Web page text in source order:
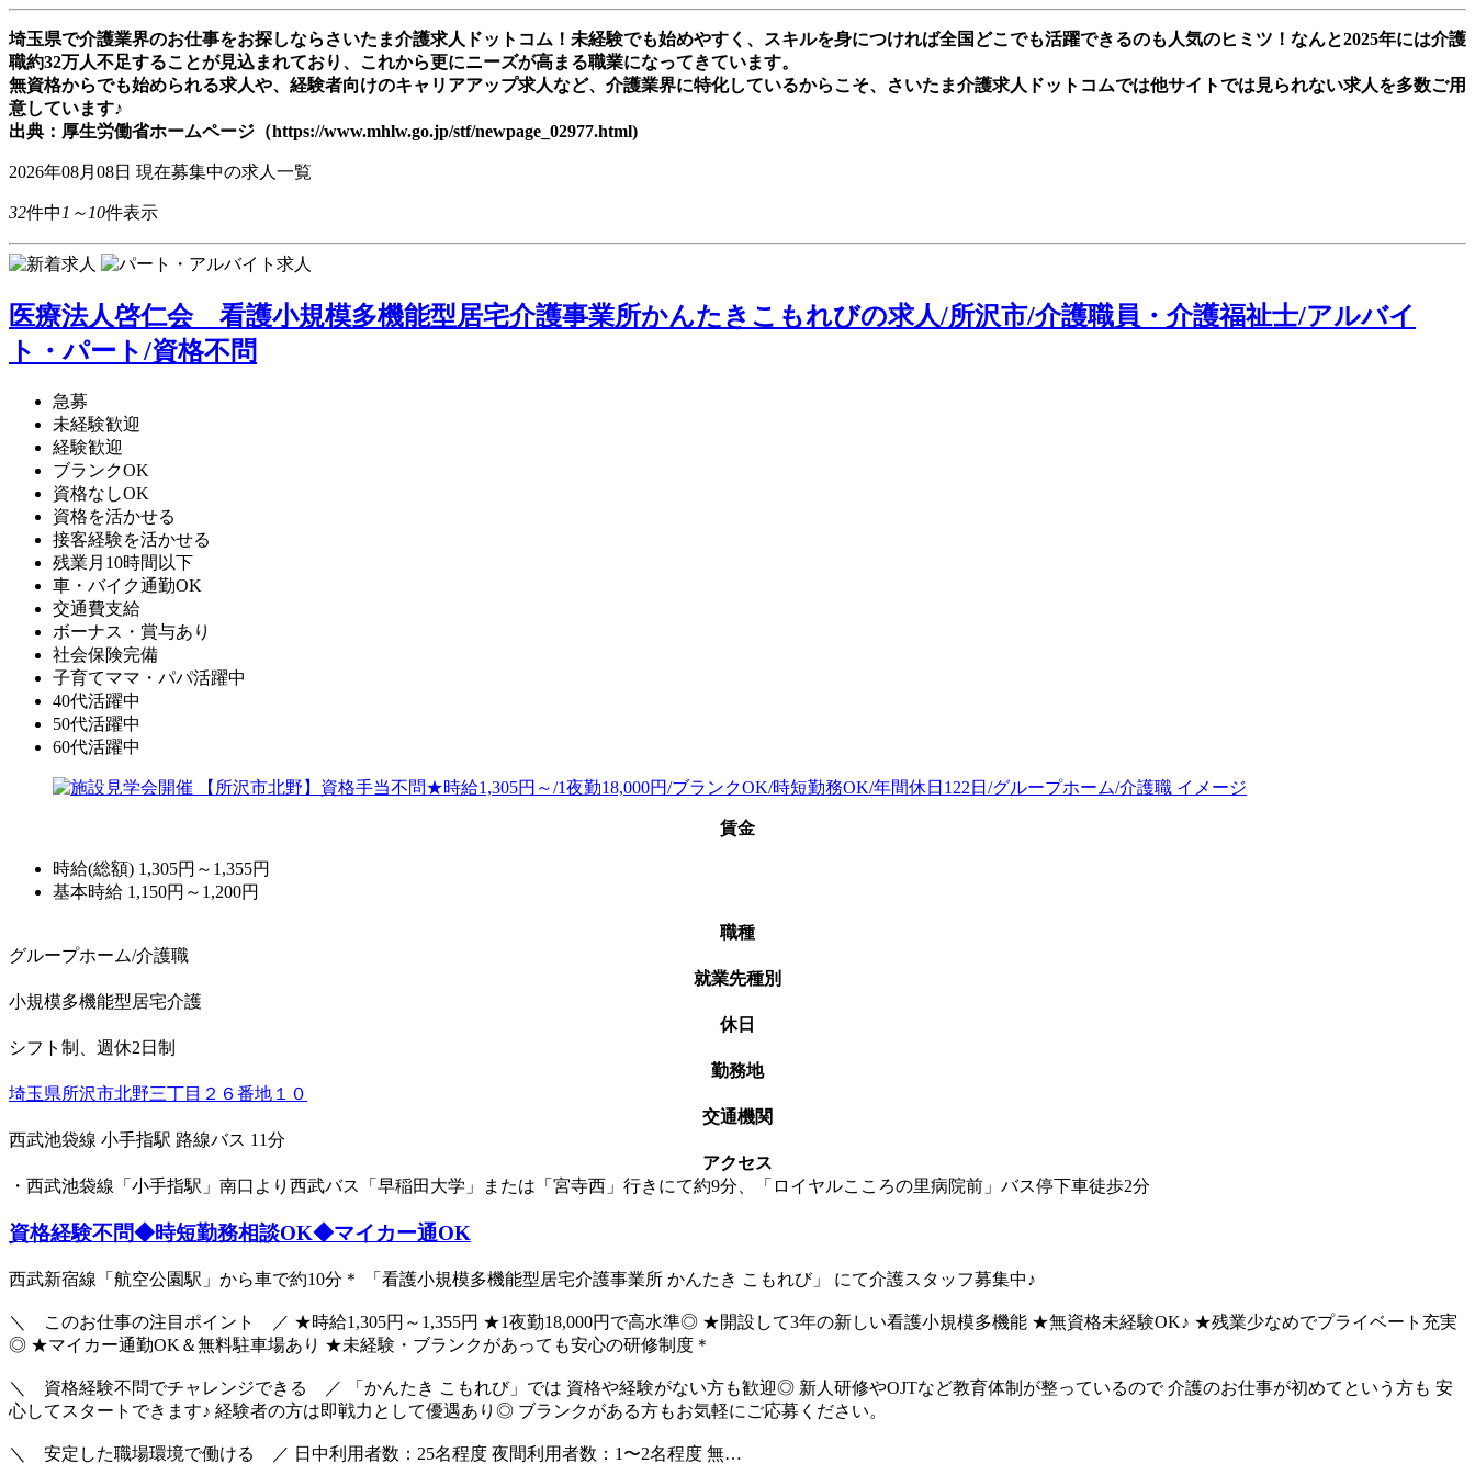
埼玉県で介護業界のお仕事をお探しならさいたま介護求人ドットコム！未経験でも始めやすく、スキルを身につければ全国どこでも活躍できるのも人気のヒミツ！なんと2025年には介護
職約32万人不足することが見込まれており、これから更にニーズが高まる職業になってきています。
無資格からでも始められる求人や、経験者向けのキャリアアップ求人など、介護業界に特化しているからこそ、さいたま介護求人ドットコムでは他サイトでは見られない求人を多数ご用
意しています♪
出典：厚生労働省ホームページ（https://www.mhlw.go.jp/stf/newpage_02977.html)
2026年08月08日 現在募集中の求人一覧
32件中1～10件表示
医療法人啓仁会 看護小規模多機能型居宅介護事業所かんたきこもれびの求人/所沢市/介護職員・介護福祉士/アルバイ
ト・パート/資格不問
急募
未経験歓迎
経験歓迎
ブランクOK
資格なしOK
資格を活かせる
接客経験を活かせる
残業月10時間以下
車・バイク通勤OK
交通費支給
ボーナス・賞与あり
社会保険完備
子育てママ・パパ活躍中
40代活躍中
50代活躍中
60代活躍中
賃金
時給(総額) 1,305円～1,355円
基本時給 1,150円～1,200円
職種
グループホーム/介護職
就業先種別
小規模多機能型居宅介護
休日
シフト制、週休2日制
勤務地
埼玉県所沢市北野三丁目２６番地１０
交通機関
西武池袋線 小手指駅 路線バス 11分
アクセス
・西武池袋線「小手指駅」南口より西武バス「早稲田大学」または「宮寺西」行きにて約9分、「ロイヤルこころの里病院前」バス停下車徒歩2分
資格経験不問◆時短勤務相談OK◆マイカー通OK
西武新宿線「航空公園駅」から車で約10分＊ 「看護小規模多機能型居宅介護事業所 かんたき こもれび」 にて介護スタッフ募集中♪
＼ このお仕事の注目ポイント ／ ★時給1,305円～1,355円 ★1夜勤18,000円で高水準◎ ★開設して3年の新しい看護小規模多機能 ★無資格未経験OK♪ ★残業少なめでプライベート充実
◎ ★マイカー通勤OK＆無料駐車場あり ★未経験・ブランクがあっても安心の研修制度＊
＼ 資格経験不問でチャレンジできる ／ 「かんたき こもれび」では 資格や経験がない方も歓迎◎ 新人研修やOJTなど教育体制が整っているので 介護のお仕事が初めてという方も 安
心してスタートできます♪ 経験者の方は即戦力として優遇あり◎ ブランクがある方もお気軽にご応募ください。
＼ 安定した職場環境で働ける ／ 日中利用者数：25名程度 夜間利用者数：1〜2名程度 無…